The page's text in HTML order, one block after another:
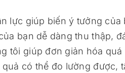
lực giúp biến ý tưởng
bạn dễ dàng thu thập,
tôi giúp đơn giản hóa
có thể đo lường được,